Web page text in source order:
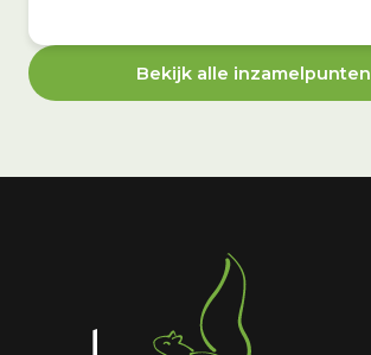
Bekijk alle inzamelpunten